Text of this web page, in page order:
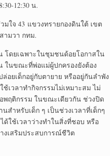
12:30 น.
ใจ 43 แขวงทรายกองดินใต้ เขต
ามวา กทม.
โดยเฉพาะในชุมชนด้อยโอกาสใน
ในขณะที่พ่อแม่ผู้ปกครองยังต้อง
อยเด็กอยู่กับตายาย หรืออยู่กันลำพัง
ช้เวลาทำกิจกรรมไม่เหมาะสม ไม่
พฤติกรรม ในขณะเดียวกัน ช่วงปิด
สำหรับเด็ก ๆ เป็นช่วงเวลาที่เด็กๆ
ด้ใช้เวลาว่างทำในสิ่งที่ชอบ หรือ
งเสริมประสบการณ์ชีวิต